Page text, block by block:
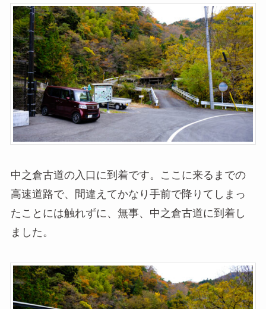
中之倉古道の入口に到着です。ここに来るまでの
高速道路で、間違えてかなり手前で降りてしまっ
たことには触れずに、無事、中之倉古道に到着し
ました。